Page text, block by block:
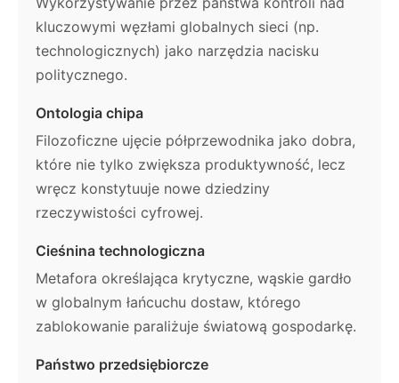
kluczowymi węzłami globalnych sieci (np.
technologicznych) jako narzędzia nacisku
politycznego.
Ontologia chipa
Filozoficzne ujęcie półprzewodnika jako dobra,
które nie tylko zwiększa produktywność, lecz
wręcz konstytuuje nowe dziedziny
rzeczywistości cyfrowej.
Cieśnina technologiczna
Metafora określająca krytyczne, wąskie gardło
w globalnym łańcuchu dostaw, którego
zablokowanie paraliżuje światową gospodarkę.
Państwo przedsiębiorcze